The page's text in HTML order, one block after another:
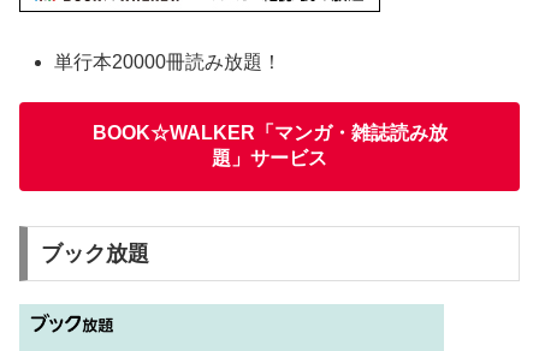
単行本20000冊読み放題！
BOOK☆WALKER「マンガ・雑誌読み放
題」サービス
ブック放題